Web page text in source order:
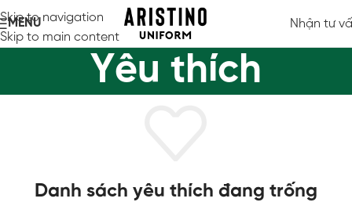
Skip to navigation
Skip to main content
MENU Nhận tư
Yêu thích
Danh sách yêu thích đang trống